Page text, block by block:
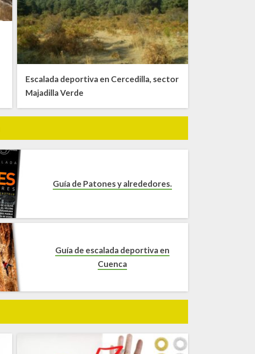
Escalada deportiva en Cercedilla, sector
Majadilla Verde
Guía de Patones y alrededores.
Guía de escalada deportiva en
Cuenca